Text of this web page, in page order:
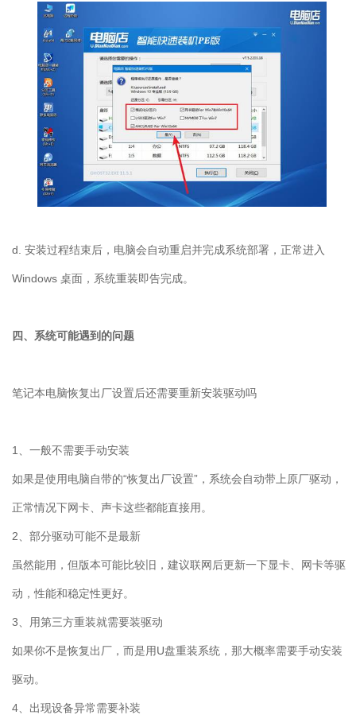
d. 安装过程结束后，电脑会自动重启并完成系统部署，正常进入
Windows 桌面，系统重装即告完成。
四、系统可能遇到的问题
笔记本电脑恢复出厂设置后还需要重新安装驱动吗
1 、一般不需要手动安装
如果是使用电脑自带的“恢复出厂设置”，系统会自动带上原厂驱动，
正常情况下网卡、声卡这些都能直接用。
2 、部分驱动可能不是最新
虽然能用，但版本可能比较旧，建议联网后更新一下显卡、网卡等驱
动，性能和稳定性更好。
3 、用第三方重装就需要装驱动
如果你不是恢复出厂，而是用U盘重装系统，那大概率需要手动安装
驱动。
4 、出现设备异常需要补装